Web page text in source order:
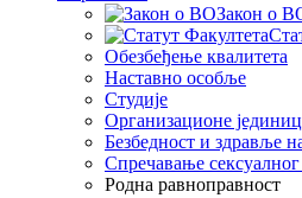
Закон о
Обезбеђење квалитета
Наставно особље
Студије
Организационе
Безбедност и здравље
Спречавање
Родна равноправност